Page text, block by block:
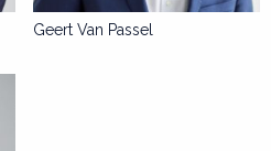
Geert Van Passel